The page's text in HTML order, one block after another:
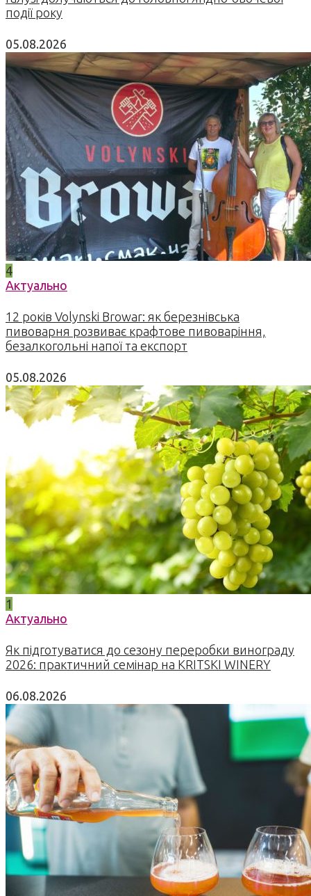
події року
05.08.2026
4
Актуально
12 років Volynski Browar: як березнівська
пивоварня розвиває крафтове пивоваріння,
безалкогольні напої та експорт
05.08.2026
1
Актуально
Як підготуватися до сезону переробки винограду
2026: практичний семінар на KRITSKI WINERY
06.08.2026